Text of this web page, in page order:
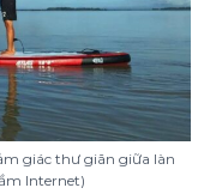
giác thư giãn giữa làn
Internet)